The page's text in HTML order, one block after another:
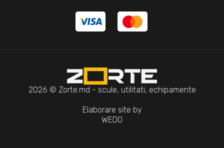
2026 © Zorte.md - scule, utilitati, echipamente
Elaborare site by
WEDO